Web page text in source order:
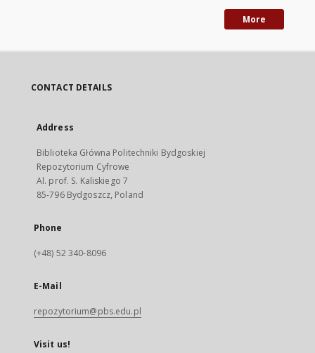
More
CONTACT DETAILS
Address
Biblioteka Główna Politechniki Bydgoskiej
Repozytorium Cyfrowe
Al. prof. S. Kaliskiego 7
85-796 Bydgoszcz, Poland
Phone
(+48) 52 340-8096
E-Mail
repozytorium@pbs.edu.pl
Visit us!